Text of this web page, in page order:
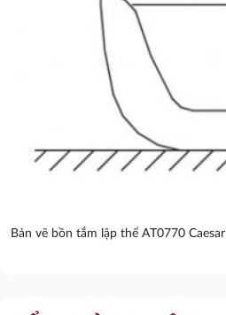
Bản vẽ bồn tắm lập thể AT0770 Caesar